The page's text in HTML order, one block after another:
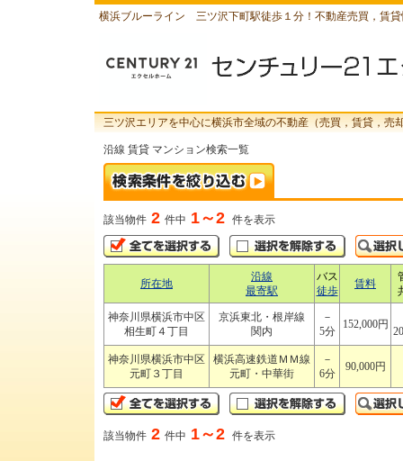
横浜ブルーライン 三ツ沢下町駅徒歩１分！不動産売買，賃
三ツ沢エリアを中心に横浜市全域の不動産（売買，賃貸，
沿線 賃貸 マンション検索一覧
該当物件 2 件中 1～2 件を表示
所在地
沿線
最寄駅
バス
徒歩
賃料
神奈川県横浜市中区
相生町４丁目
京浜東北・根岸線
関内
－
5分
152,000円
神奈川県横浜市中区
元町３丁目
横浜高速鉄道ＭＭ線
元町・中華街
－
6分
90,000円
該当物件 2 件中 1～2 件を表示